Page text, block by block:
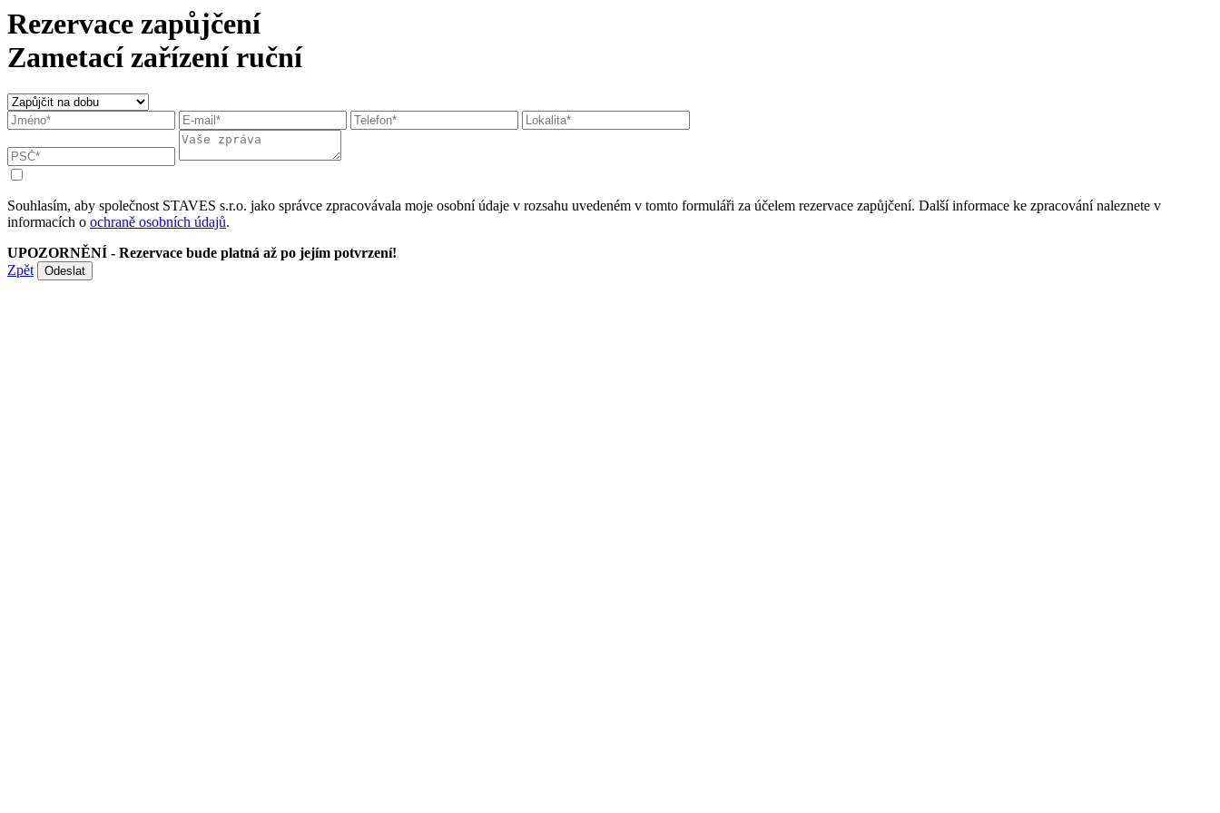
Rezervace zapůjčení
Zametací zařízení ruční
Souhlasím, aby společnost STAVES s.r.o. jako správce zpracovávala moje osobní údaje v rozsahu uvedeném v tomto formuláři za účelem rezervace zapůjčení. Další informace ke zpracování naleznete v
informacích o ochraně osobních údajů.
UPOZORNĚNÍ - Rezervace bude platná až po jejím potvrzení!
Zpět
Odeslat